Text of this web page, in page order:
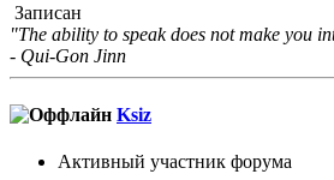
Записан
"The ability to speak does not make you
- Qui-Gon Jinn
Ksiz
Активный участник форума